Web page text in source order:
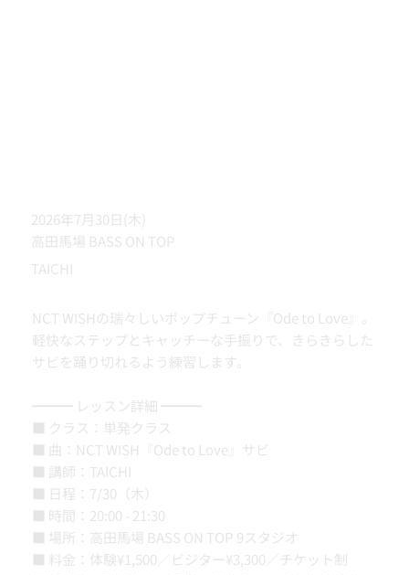
2026年7月30日(木)
高田馬場 BASS ON TOP
TAICHI
NCT WISHの瑞々しいポップチューン『Ode to Love』。
軽快なステップとキャッチーな手振りで、きらきらした
サビを踊り切れるよう練習します。
━━━ レッスン詳細 ━━━
■ クラス：単発クラス
■ 曲：NCT WISH『Ode to Love』サビ
■ 講師：TAICHI
■ 日程：7/30（木）
■ 時間：20:00 - 21:30
■ 場所：高田馬場 BASS ON TOP 9スタジオ
■ 料金：体験¥1,500／ビジター¥3,300／チケット制